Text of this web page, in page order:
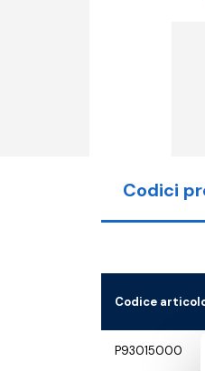
Codici
Codice
P93015000